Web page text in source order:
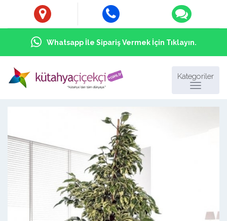
Whatsapp İle Sipariş Vermek İçin Tıklayın.
Kategoriler